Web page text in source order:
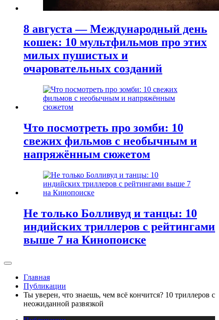
8 августа — Международный день
кошек: 10 мультфильмов про этих
милых пушистых и
очаровательных созданий
Что посмотреть про зомби: 10
свежих фильмов с необычным и
напряжённым сюжетом
Не только Болливуд и танцы: 10
индийских триллеров с рейтингами
выше 7 на Кинопоиске
Главная
Публикации
Ты уверен, что знаешь, чем всё кончится? 10 триллеров с
неожиданной развязкой